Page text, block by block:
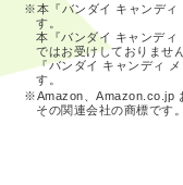
※本『バンダイ キャンディ
す。
本『バンダイ キャンディ
ではお受けしておりません
『バンダイ キャンディ
す。
※Amazon、Amazon.co.jp
その関連会社の商標です。